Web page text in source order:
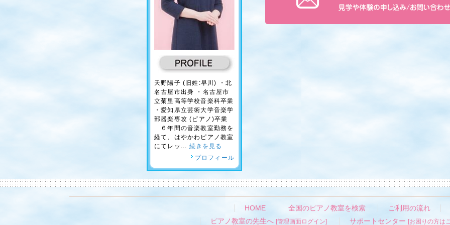
天野陽子 (旧姓:早川) ・北
名古屋市出身 ・名古屋市
立菊里高等学校音楽科卒業
・愛知県立芸術大学音楽学
部器楽専攻 (ピアノ)卒業
６年間の音楽教室勤務を
経て、はやかわピアノ教室
にてレッ... 続きを見る
プロフィール
HOME 全国のピアノ教室を検索
ご利用の流れ
ピアノ教室の先生へ [管理画面ログイン] サポートセンター [お困りの方は